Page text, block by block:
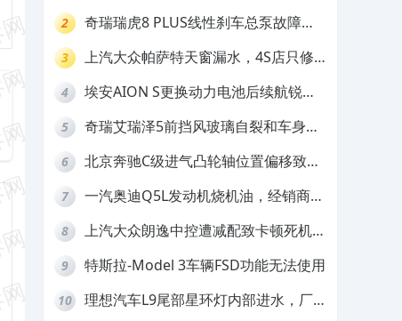
2
奇瑞瑞虎8 PLUS线性刹车总泵故障，
3
上汽大众帕萨特天窗漏水，4S店只修
4
埃安AION S更换动力电池后续航锐
5
奇瑞艾瑞泽5前挡风玻璃自裂和车身多
6
北京奔驰C级进气凸轮轴位置偏移致发
7
一汽奥迪Q5L发动机烧机油，经销商推
8
上汽大众朗逸中控遭减配致卡顿死机，
9 特斯拉-Model 3车辆FSD功能无法使用
10
理想汽车L9尾部星环灯内部进水，厂